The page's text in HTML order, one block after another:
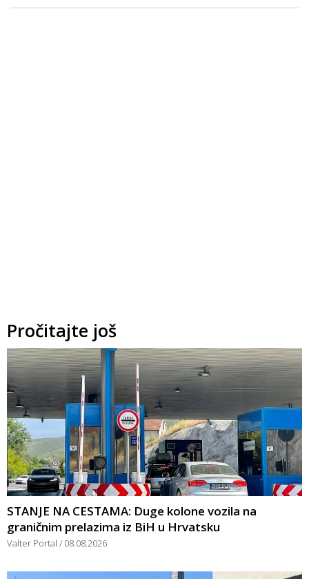
Pročitajte još
STANJE NA CESTAMA: Duge kolone vozila na
graničnim prelazima iz BiH u Hrvatsku
Valter Portal 08.08.2026